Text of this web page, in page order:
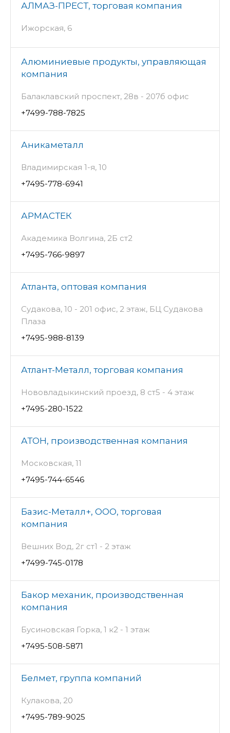
АЛМАЗ-ПРЕСТ, торговая компания
Ижорская, 6
Алюминиевые продукты, управляющая
компания
Балаклавский проспект, 28в - 207б офис
+7499-788-7825
Аникаметалл
Владимирская 1-я, 10
+7495-778-6941
АРМАСТЕК
Академика Волгина, 2Б ст2
+7495-766-9897
Атланта, оптовая компания
Судакова, 10 - 201 офис, 2 этаж, БЦ Судакова
Плаза
+7495-988-8139
Атлант-Металл, торговая компания
Нововладыкинский проезд, 8 ст5 - 4 этаж
+7495-280-1522
АТОН, производственная компания
Московская, 11
+7495-744-6546
Базис-Металл+, ООО, торговая
компания
Вешних Вод, 2г ст1 - 2 этаж
+7499-745-0178
Бакор механик, производственная
компания
Бусиновская Горка, 1 к2 - 1 этаж
+7495-508-5871
Белмет, группа компаний
Кулакова, 20
+7495-789-9025